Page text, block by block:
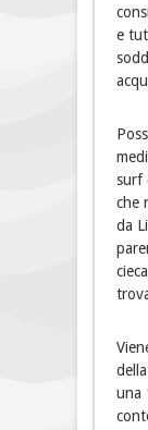
e
surf
che
da
una